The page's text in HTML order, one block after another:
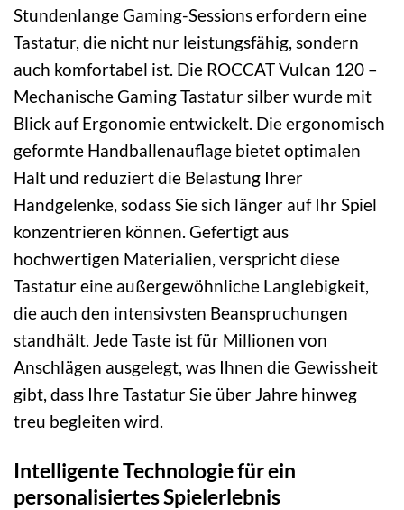
Stundenlange Gaming-Sessions erfordern eine
Tastatur, die nicht nur leistungsfähig, sondern
auch komfortabel ist. Die ROCCAT Vulcan 120 –
Mechanische Gaming Tastatur silber wurde mit
Blick auf Ergonomie entwickelt. Die ergonomisch
geformte Handballenauflage bietet optimalen
Halt und reduziert die Belastung Ihrer
Handgelenke, sodass Sie sich länger auf Ihr Spiel
konzentrieren können. Gefertigt aus
hochwertigen Materialien, verspricht diese
Tastatur eine außergewöhnliche Langlebigkeit,
die auch den intensivsten Beanspruchungen
standhält. Jede Taste ist für Millionen von
Anschlägen ausgelegt, was Ihnen die Gewissheit
gibt, dass Ihre Tastatur Sie über Jahre hinweg
treu begleiten wird.
Intelligente Technologie für ein
personalisiertes Spielerlebnis